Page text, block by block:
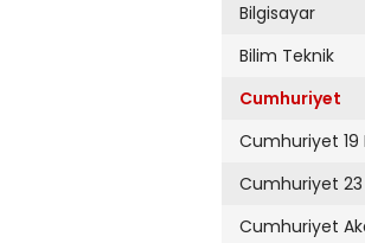
Bilgisayar
Bilim Teknik
Cumhuriyet
Cumhuriyet 19
Cumhuriyet 23
Cumhuriyet